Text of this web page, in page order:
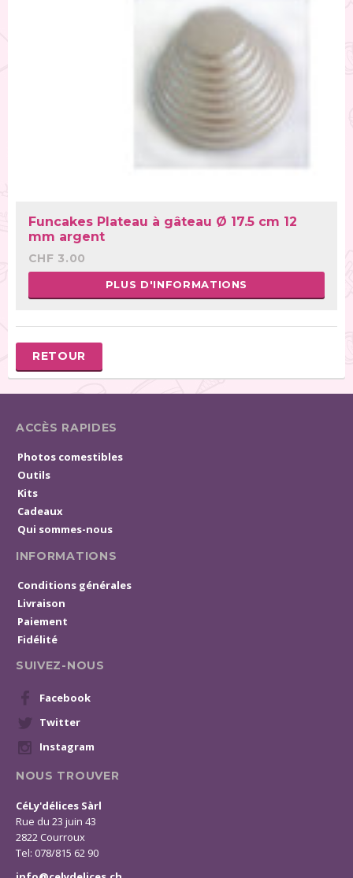
Funcakes Plateau à gâteau Ø 17.5 cm 12
mm argent
CHF 3.00
PLUS D'INFORMATIONS
RETOUR
ACCÈS RAPIDES
Photos comestibles
Outils
Kits
Cadeaux
Qui sommes-nous
INFORMATIONS
Conditions générales
Livraison
Paiement
Fidélité
SUIVEZ-NOUS
Facebook
Twitter
Instagram
NOUS TROUVER
CéLy'délices Sàrl
Rue du 23 juin 43
2822 Courroux
Tel: 078/815 62 90